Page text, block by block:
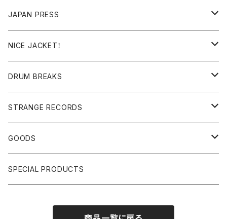
RE-EDIT/DJ TOOLS
MIXCD
日本語ラップ
JAPANESE DJ
MIXTAPE
JAPAN PRESS
LP(+ OBI)
7"/12"
NICE JACKET！
DONUTS 45
GIRLS
HIPHOP CLASSIC GALLERY
日本語ラップ CLASSIC GALLERY
DRUM BREAKS
US/UK/OTHERS
JAPANESE
STRANGE RECORDS
DRUM DRUM DRUM/KARAOKE
パチソン/AUDIO CHECK/LIBRARY
GOODS
BOOK
SPECIAL PRODUCTS